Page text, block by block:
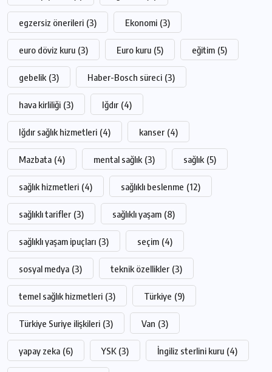
egzersiz önerileri (3) Ekonomi (3)
euro döviz kuru (3) Euro kuru (5) eğitim (5)
gebelik (3) Haber-Bosch süreci (3)
hava kirliliği (3) Iğdır (4)
Iğdır sağlık hizmetleri (4) kanser (4)
Mazbata (4) mental sağlık (3) sağlık (5)
sağlık hizmetleri (4) sağlıklı beslenme (12)
sağlıklı tarifler (3) sağlıklı yaşam (8)
sağlıklı yaşam ipuçları (3) seçim (4)
sosyal medya (3) teknik özellikler (3)
temel sağlık hizmetleri (3) Türkiye (9)
Türkiye Suriye ilişkileri (3) Van (3)
yapay zeka (6) YSK (3) İngiliz sterlini kuru (4)